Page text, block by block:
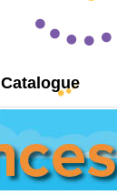
Catalogue